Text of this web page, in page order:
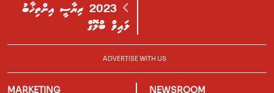
2023 ރިޔާސީ އިންތިޚާބު
ލައިވް ބްލޮގް
ADVERTISE WITH US
MARKETING NEWSROOM